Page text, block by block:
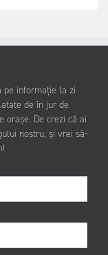
pe informație la zi
de în jur de
orașe. De crezi că ai
nostru, și vrei să-